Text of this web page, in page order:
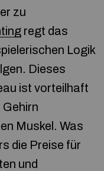
zu
regt das
Logik
Dieses
ist vorteilhaft
Muskel. Was
die Preise für
und